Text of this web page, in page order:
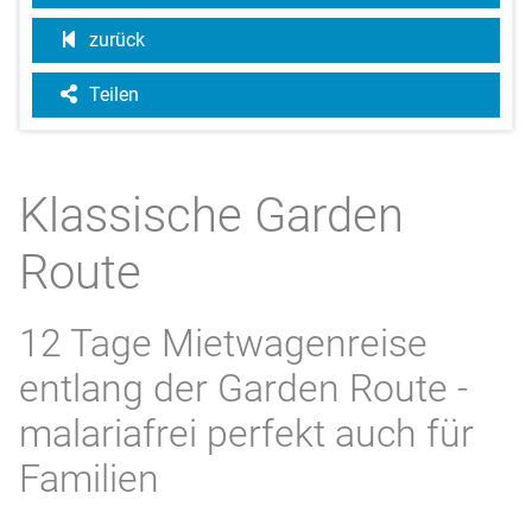
zurück
Teilen
Klassische Garden
Route
12 Tage Mietwagenreise
entlang der Garden Route -
malariafrei perfekt auch für
Familien